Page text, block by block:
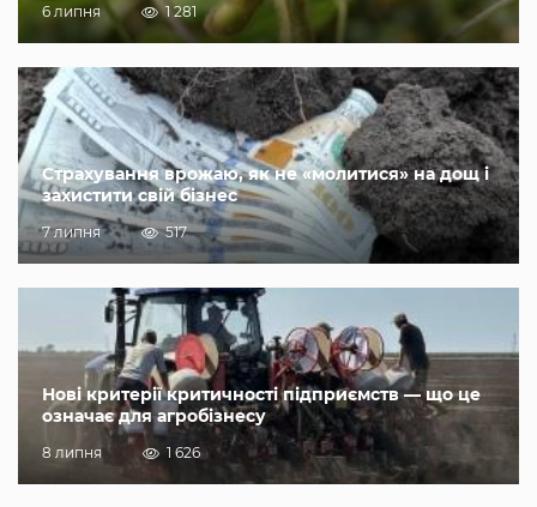
6 липня 1 281
Страхування врожаю, як не «молитися» на дощ і
захистити свій бізнес
7 липня 517
Нові критерії критичності підприємств — що це
означає для агробізнесу
8 липня 1 626